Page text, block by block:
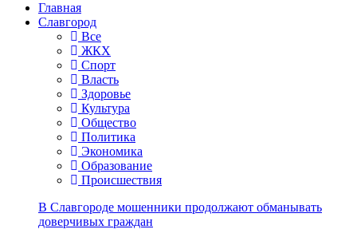
Главная
Славгород
Все
ЖКХ
Спорт
Власть
Здоровье
Культура
Общество
Политика
Экономика
Образование
Происшествия
В Славгороде мошенники продолжают обманывать
доверчивых граждан